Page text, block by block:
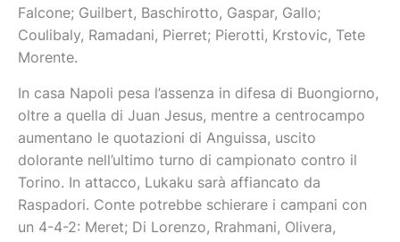
Falcone; Guilbert, Baschirotto, Gaspar, Gallo;
Coulibaly, Ramadani, Pierret; Pierotti, Krstovic, Tete
Morente.
In casa Napoli pesa l’assenza in difesa di Buongiorno,
oltre a quella di Juan Jesus, mentre a centrocampo
aumentano le quotazioni di Anguissa, uscito
dolorante nell’ultimo turno di campionato contro il
Torino. In attacco, Lukaku sarà affiancato da
Raspadori. Conte potrebbe schierare i campani con
un 4-4-2: Meret; Di Lorenzo, Rrahmani, Olivera,